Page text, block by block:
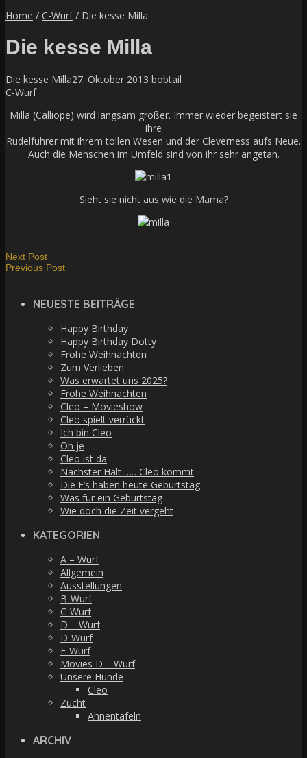
Home / C-Wurf/ Die kesse Milla
Die kesse Milla
Die kesse Milla27. Oktober 2013 bobtail
C-Wurf
Milla (Calliope) wird langsam größer. Immer wieder begeistert sie
ihre
Rudelführer mit ihrem tollen Wesen und der Cle­ver­ness aufs Neue.
Auch die Menschen im Umfeld sind von ihr sehr angetan.
Sieht sie nicht aus wie die Mama?
Next Post
Previous Post
NEUESTE BEITRÄGE
Happy Birthday
Happy Birthday Dotty
Frohe Weihnachten
Zum Verlieben
Was erwartet uns 2025?
Frohe Weihnachten
Cleo – Movieshow
Cleo spielt verrückt
Ich bin Cleo
Oh je
Cleo ist da
Nächster Halt ……Cleo kommt
Die E’s haben heute Geburtstag
Was für ein Geburtstag
Wie doch die Zeit vergeht
KATEGORIEN
A – Wurf
Allgemein
Ausstellungen
B-Wurf
C-Wurf
D – Wurf
D-Wurf
E-Wurf
Movies D – Wurf
Unsere Hunde
Cleo
Zucht
Ahnentafeln
ARCHIV